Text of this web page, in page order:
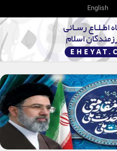
English